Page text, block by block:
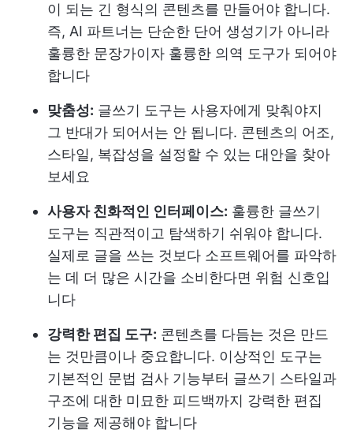
이 되는 긴 형식의 콘텐츠를 만들어야 합니다.
즉, AI 파트너는 단순한 단어 생성기가 아니라
훌륭한 문장가이자 훌륭한 의역 도구가 되어야
합니다
맞춤성: 글쓰기 도구는 사용자에게 맞춰야지
그 반대가 되어서는 안 됩니다. 콘텐츠의 어조,
스타일, 복잡성을 설정할 수 있는 대안을 찾아
보세요
사용자 친화적인 인터페이스: 훌륭한 글쓰기
도구는 직관적이고 탐색하기 쉬워야 합니다.
실제로 글을 쓰는 것보다 소프트웨어를 파악하
는 데 더 많은 시간을 소비한다면 위험 신호입
니다
강력한 편집 도구: 콘텐츠를 다듬는 것은 만드
는 것만큼이나 중요합니다. 이상적인 도구는
기본적인 문법 검사 기능부터 글쓰기 스타일과
구조에 대한 미묘한 피드백까지 강력한 편집
기능을 제공해야 합니다